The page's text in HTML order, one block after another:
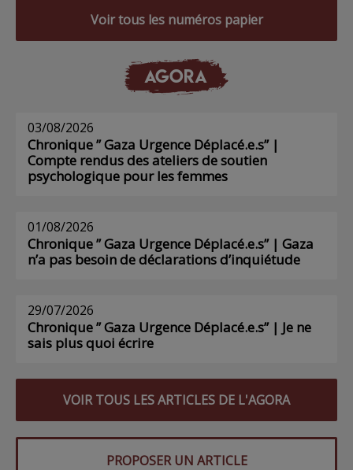
Voir tous les numéros papier
AGORA
03/08/2026
Chronique ” Gaza Urgence Déplacé.e.s” |
Compte rendus des ateliers de soutien
psychologique pour les femmes
01/08/2026
Chronique ” Gaza Urgence Déplacé.e.s” | Gaza
n’a pas besoin de déclarations d’inquiétude
29/07/2026
Chronique ” Gaza Urgence Déplacé.e.s” | Je ne
sais plus quoi écrire
VOIR TOUS LES ARTICLES DE L'AGORA
PROPOSER UN ARTICLE